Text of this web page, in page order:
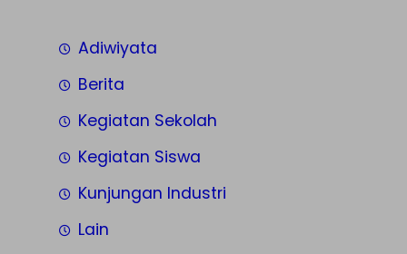
Adiwiyata
Berita
Kegiatan Sekolah
Kegiatan Siswa
Kunjungan Industri
Lain